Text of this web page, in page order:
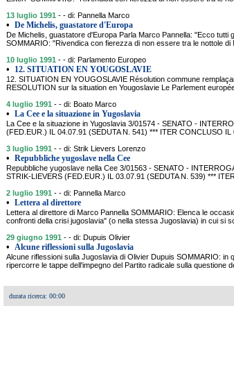
13 luglio 1991 - - di: Pannella Marco
• De Michelis, guastatore d'Europa
De Michelis, guastatore d'Europa Parla Marco Pannella: "Ecco tutti
SOMMARIO: "Rivendica con fierezza di non essere tra le nottole
10 luglio 1991 - - di: Parlamento Europeo
• 12. SITUATION EN YOUGOSLAVIE
12. SITUATION EN YOUGOSLAVIE Résolution commune
RESOLUTION sur la situation en Yougoslavie Le Parlement
4 luglio 1991 - - di: Boato Marco
• La Cee e la situazione in Yugoslavia
La Cee e la situazione in Yugoslavia 3/01574 - SENATO -
(FED.EUR.) IL 04.07.91 (SEDUTA N. 541) *** ITER CONCLUSO
3 luglio 1991 - - di: Strik Lievers Lorenzo
• Repubbliche yugoslave nella Cee
Repubbliche yugoslave nella Cee 3/01563 - SENATO -
STRIK-LIEVERS (FED.EUR.) IL 03.07.91 (SEDUTA N. 539) ***
2 luglio 1991 - - di: Pannella Marco
• Lettera al direttore
Lettera al direttore di Marco Pannella SOMMARIO: Elenca le
confronti della crisi jugoslavia" (o nella stessa Jugoslavia) in cui si
29 giugno 1991 - - di: Dupuis Olivier
• Alcune riflessioni sulla Jugoslavia
Alcune riflessioni sulla Jugoslavia di Olivier Dupuis SOMMARIO: in
ripercorre le tappe dell'impegno del Partito radicale sulla questione
durata ricerca: 00:00